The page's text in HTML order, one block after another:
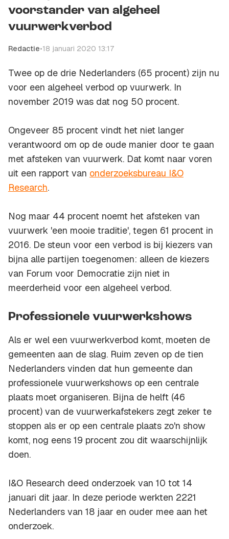
voorstander van algeheel
vuurwerkverbod
Redactie•18 januari 2020 13:17
Twee op de drie Nederlanders (65 procent) zijn nu
voor een algeheel verbod op vuurwerk. In
november 2019 was dat nog 50 procent.
Ongeveer 85 procent vindt het niet langer
verantwoord om op de oude manier door te gaan
met afsteken van vuurwerk. Dat komt naar voren
uit een rapport van onderzoeksbureau I&O
Research.
Nog maar 44 procent noemt het afsteken van
vuurwerk 'een mooie traditie', tegen 61 procent in
2016. De steun voor een verbod is bij kiezers van
bijna alle partijen toegenomen: alleen de kiezers
van Forum voor Democratie zijn niet in
meerderheid voor een algeheel verbod.
Professionele vuurwerkshows
Als er wel een vuurwerkverbod komt, moeten de
gemeenten aan de slag. Ruim zeven op de tien
Nederlanders vinden dat hun gemeente dan
professionele vuurwerkshows op een centrale
plaats moet organiseren. Bijna de helft (46
procent) van de vuurwerkafstekers zegt zeker te
stoppen als er op een centrale plaats zo'n show
komt, nog eens 19 procent zou dit waarschijnlijk
doen.
I&O Research deed onderzoek van 10 tot 14
januari dit jaar. In deze periode werkten 2221
Nederlanders van 18 jaar en ouder mee aan het
onderzoek.